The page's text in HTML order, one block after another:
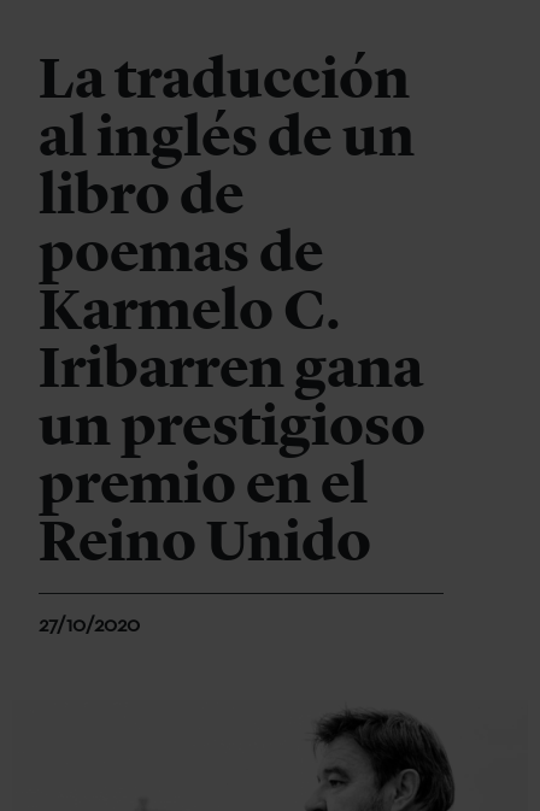
La traducción
al inglés de un
libro de
poemas de
Karmelo C.
Iribarren gana
un prestigioso
premio en el
Reino Unido
27/10/2020